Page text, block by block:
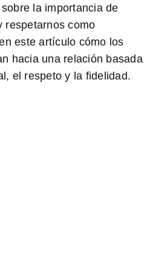
la importancia de
respetarnos como
este artículo cómo los
hacia una relación basada
el respeto y la fidelidad.